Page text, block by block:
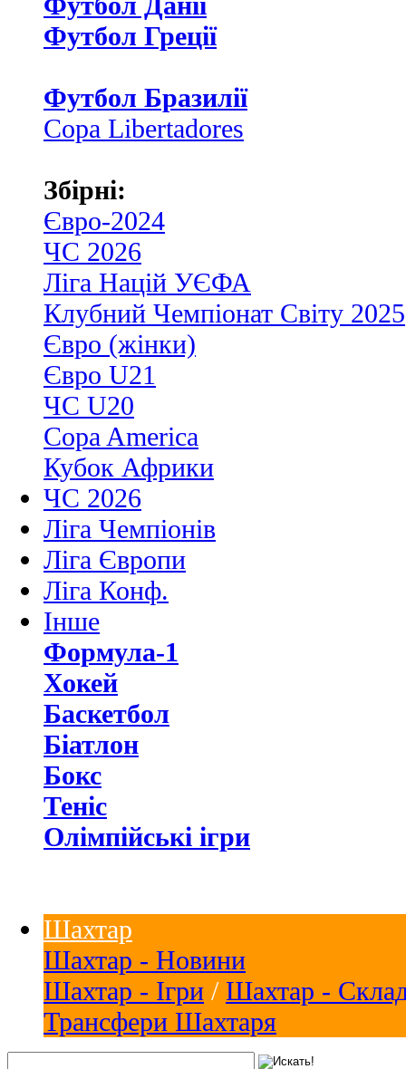
Футбол Греції
Футбол Бразилії
Copa Libertadores
Збірні:
Євро-2024
ЧС 2026
Ліга Націй УЄФА
Клубний Чемпіонат Світу 2025
Євро (жінки)
Євро U21
ЧС U20
Copa America
Кубок Африки
ЧС 2026
Ліга Чемпіонів
Ліга Європи
Ліга Конф.
Інше
Формула-1
Хокей
Баскетбол
Біатлон
Бокс
Теніс
Олімпійські ігри
Шахтар
Шахтар - Новини
Шахтар - Ігри / Шахтар -
Трансфери Шахтаря